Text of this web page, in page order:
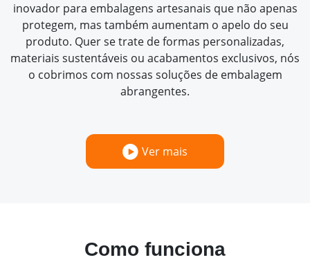
inovador para embalagens artesanais que não apenas
protegem, mas também aumentam o apelo do seu
produto. Quer se trate de formas personalizadas,
materiais sustentáveis ou acabamentos exclusivos, nós
o cobrimos com nossas soluções de embalagem
abrangentes.
Ver mais
Como funciona